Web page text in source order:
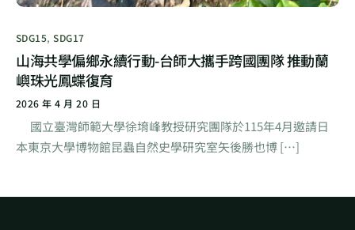
SDG15,SDG17
山海共學偏鄉永續行動-台師大攜手跨國團隊 推動蘭
嶼珠光鳳蝶復育
2026 年 4 月 20 日
國立臺灣師範大學徐堉峰教授研究團隊於115年4月邀請日
本東京大學博物館昆蟲自然史學研究室矢後勝也博 […]